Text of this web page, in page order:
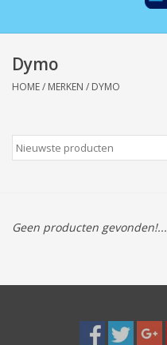
Wonen/koken/huishouden
Wenskaarten
Tassen/Portemonnee
Boeken
Dymo
HOME/ MERKEN / DYMO
Geen producten gevonden!...